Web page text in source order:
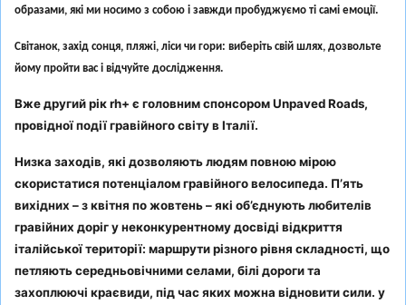
образами, які ми носимо з собою і завжди пробуджуємо ті самі емоції.
Світанок, захід сонця, пляжі, ліси чи гори: виберіть свій шлях, дозвольте
йому пройти вас і відчуйте дослідження.
Вже другий рік rh+ є головним спонсором Unpaved Roads,
провідної події гравійного світу в Італії.
Низка заходів, які дозволяють людям повною мірою
скористатися потенціалом гравійного велосипеда. П’ять
вихідних – з квітня по жовтень – які об’єднують любителів
гравійних доріг у неконкурентному досвіді відкриття
італійської території: маршрути різного рівня складності, що
петляють середньовічними селами, білі дороги та
захоплюючі краєвиди, під час яких можна відновити сили. у